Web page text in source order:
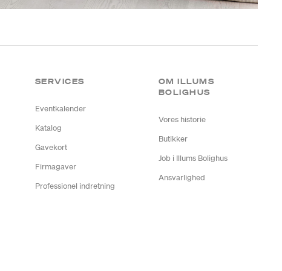
SERVICES
Eventkalender
Katalog
Gavekort
Firmagaver
Professionel indretning
OM ILLUMS
BOLIGHUS
Vores historie
Butikker
Job i Illums Bolighus
Ansvarlighed